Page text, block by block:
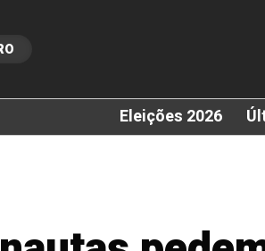
Eleições 2026